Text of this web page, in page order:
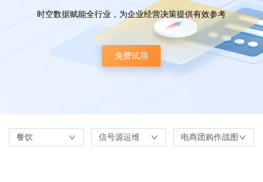
时空数据赋能全行业，为企业经营决策提供有效参考
免费试用
餐饮 信号源运维 电商团购作战图